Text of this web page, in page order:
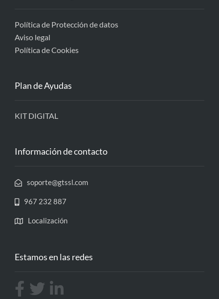
Política de Protección de datos
Aviso legal
Política de Cookies
Plan de Ayudas
KIT DIGITAL
Información de contacto
soporte@gtssl.com
967 232 887
Localización
Estamos en las redes